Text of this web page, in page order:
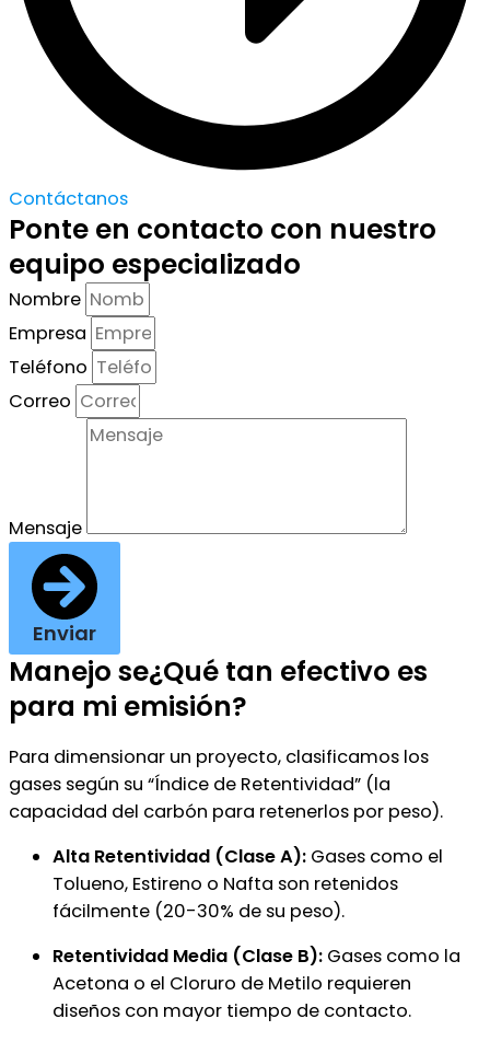
Contáctanos
Ponte en contacto con nuestro
equipo especializado
Nombre
Empresa
Teléfono
Correo
Mensaje
Enviar
Manejo se¿Qué tan efectivo es
para mi emisión?
Para dimensionar un proyecto, clasificamos los
gases según su “Índice de Retentividad” (la
capacidad del carbón para retenerlos por peso).
Alta Retentividad (Clase A): Gases como el
Tolueno, Estireno o Nafta son retenidos
fácilmente (20-30% de su peso).
Retentividad Media (Clase B): Gases como la
Acetona o el Cloruro de Metilo requieren
diseños con mayor tiempo de contacto.